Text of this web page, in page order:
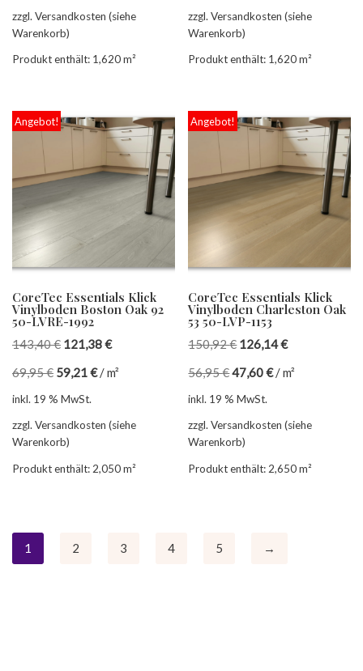
zzgl. Versandkosten (siehe
Warenkorb)
Produkt enthält: 1,620m²
zzgl. Versandkosten (siehe
Warenkorb)
Produkt enthält: 1,620m²
Angebot!
CoreTec Essentials Klick
Vinylboden Boston Oak 92
50-LVRE-1992
143,40€ 121,38€
69,95€ 59,21€/m²
inkl. 19 % MwSt.
zzgl. Versandkosten (siehe
Warenkorb)
Produkt enthält: 2,050m²
Angebot!
CoreTec Essentials Klick
Vinylboden Charleston Oak
53 50-LVP-1153
150,92€ 126,14€
56,95€47,60€/m²
inkl. 19 % MwSt.
zzgl. Versandkosten (siehe
Warenkorb)
Produkt enthält: 2,650m²
1 2 3 4 5 →